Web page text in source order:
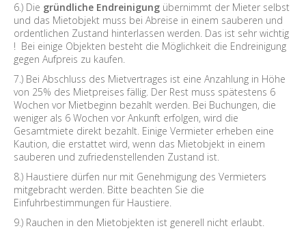
6.) Die gründliche Endreinigung übernimmt der Mieter selbst
und das Mietobjekt muss bei Abreise in einem sauberen und
ordentlichen Zustand hinterlassen werden. Das ist sehr wichtig
! Bei einige Objekten besteht die Möglichkeit die Endreinigung
gegen Aufpreis zu kaufen.
7.) Bei Abschluss des Mietvertrages ist eine Anzahlung in Höhe
von 25% des Mietpreises fällig. Der Rest muss spätestens 6
Wochen vor Mietbeginn bezahlt werden. Bei Buchungen, die
weniger als 6 Wochen vor Ankunft erfolgen, wird die
Gesamtmiete direkt bezahlt. Einige Vermieter erheben eine
Kaution, die erstattet wird, wenn das Mietobjekt in einem
sauberen und zufriedenstellenden Zustand ist.
8.) Haustiere dürfen nur mit Genehmigung des Vermieters
mitgebracht werden. Bitte beachten Sie die
Einfuhrbestimmungen für Haustiere.
9.) Rauchen in den Mietobjekten ist generell nicht erlaubt.